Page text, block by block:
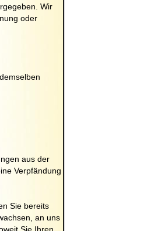
Wir
oder
aus der
Verpfändung
Sie bereits
an uns